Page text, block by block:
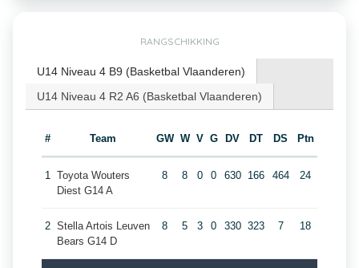
RANGSCHIKKING
U14 Niveau 4 B9 (Basketbal Vlaanderen)
U14 Niveau 4 R2 A6 (Basketbal Vlaanderen)
# Team GW W V G DV DT DS Ptn
1 Toyota Wouters
Diest G14 A
8 8 0 0 630 166 464 24
2 Stella Artois Leuven
Bears G14 D
8 5 3 0 330 323 7 18